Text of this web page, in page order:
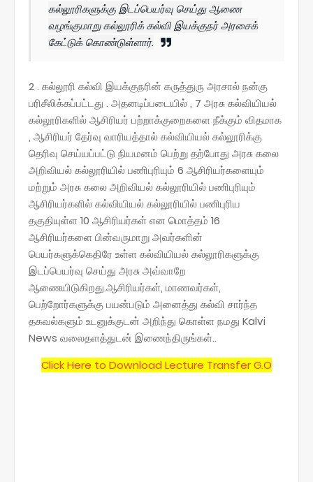
கல்லூரிகளுக்கு இடப்பெயர்வு செய்து ஆணை
வழங்குமாறு கல்லூரிக் கல்வி இயக்குநர் அரசைக்
கேட்டுக் கொண்டுள்ளார்.
2 . கல்லூரி கல்வி இயக்குநரின் கருத்துரு அரசால் நன்கு
பரிசீலிக்கப்பட்டது . அதனடிப்படையில் , 7 அரசு கல்வியியல்
கல்லூரிகளில் ஆசிரியர் பற்றாக்குறைகளை நீக்கும் விதமாக
, ஆசிரியர் தேர்வு வாரியத்தால் கல்வியியல் கல்லூரிக்கு
தெரிவு செய்யப்பட்டு நியமனம் பெற்று தற்போது அரசு கலை
அறிவியல் கல்லூரியில் பணிபுரியும் 6 ஆசிரியர்களையும்
மற்றும் அரசு கலை அறிவியல் கல்லூரியில் பணிபுரியும்
ஆசிரியர்களில் கல்வியியல் கல்லூரியில் பணிபுரிய
தகுதியுள்ள 10 ஆசிரியர்கள் என மொத்தம் 16
ஆசிரியர்களை பின்வருமாறு அவர்களின்
பெயர்களுக்கெதிரே உள்ள கல்வியியல் கல்லூரிகளுக்கு
இடப்பெயர்வு செய்து அரசு அவ்வாறே
ஆணையிடுகிறது.ஆசிரியர்கள், மாணவர்கள்,
பெற்றோர்களுக்கு பயன்படும் அனைத்து கல்வி சார்ந்த
தகவல்களும் உடனுக்குடன் அறிந்து கொள்ள நமது Kalvi
News வலைதளத்துடன் இணைந்திருங்கள்..
Click Here to Download Lecture Transfer G.O